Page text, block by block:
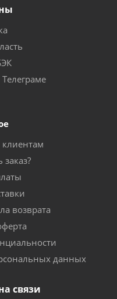
возврата
данных
связи